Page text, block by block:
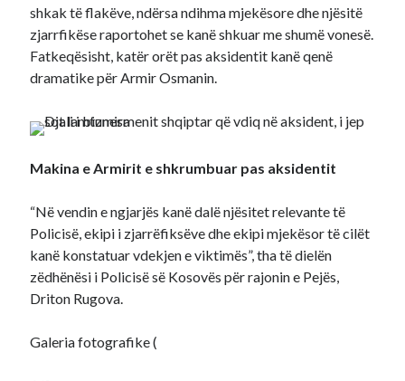
shkak të flakëve, ndërsa ndihma mjekësore dhe njësitë
zjarrfikëse raportohet se kanë shkuar me shumë vonesë.
Fatkeqësisht, katër orët pas aksidentit kanë qenë
dramatike për Armir Osmanin.
Makina e Armirit e shkrumbuar pas aksidentit
“Në vendin e ngjarjës kanë dalë njësitet relevante të
Policisë, ekipi i zjarrëfiksëve dhe ekipi mjekësor të cilët
kanë konstatuar vdekjen e viktimës”, tha të dielën
zëdhënësi i Policisë së Kosovës për rajonin e Pejës,
Driton Rugova.
Galeria fotografike (